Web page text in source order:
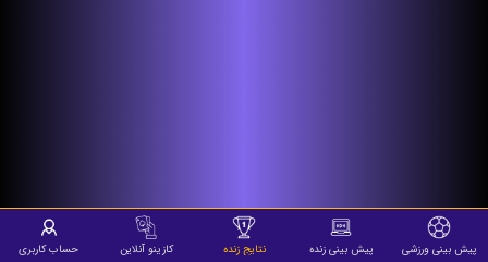
پیش بینی ورزشی پیش بینی زنده نتایج زنده کازینو آنلاین حساب کاربری